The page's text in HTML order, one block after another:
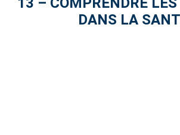
DANS LA